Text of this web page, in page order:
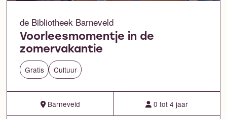
de Bibliotheek Barneveld
Voorleesmomentje in de
zomervakantie
Gratis Cultuur
Barneveld 0 tot 4 jaar